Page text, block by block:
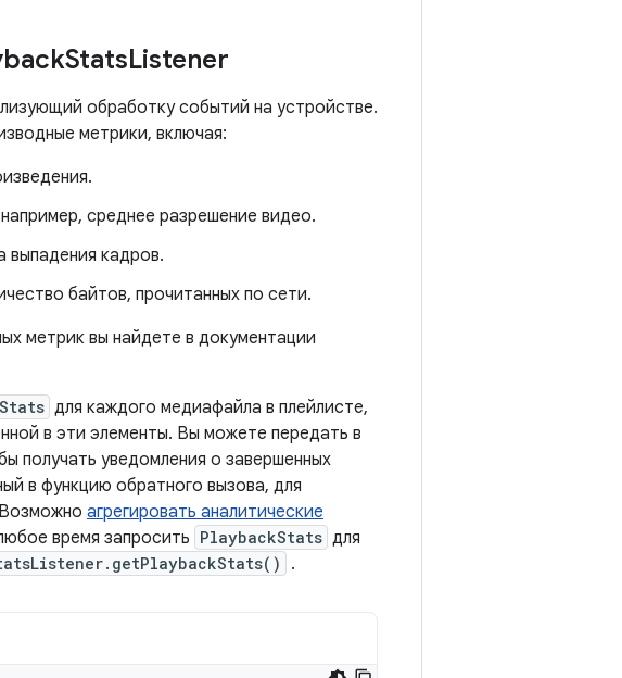
StatsListener
обработку событий на устройстве.
метрики, включая:
среднее разрешение видео.
выпадения кадров.
байтов, прочитанных по сети.
метрик вы найдете в документации
для каждого медиафайла в плейлисте,
в эти элементы. Вы можете передать в
получать уведомления о завершенных
в функцию обратного вызова, для
агрегировать аналитические
время запросить PlaybackStats для
.